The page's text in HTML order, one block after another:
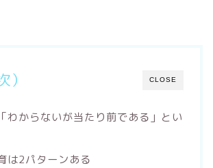
CLOSE
）
わからないが当たり前である」とい
は2パターンある